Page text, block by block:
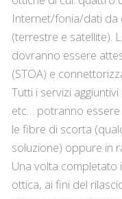
Internet/fonia/dati da
(terrestre e satellite).
dovranno essere
(STOA) e
Tutti i servizi
etc… potranno
le fibre di scorta
soluzione) oppure in
Una volta completato
ottica, ai fini del